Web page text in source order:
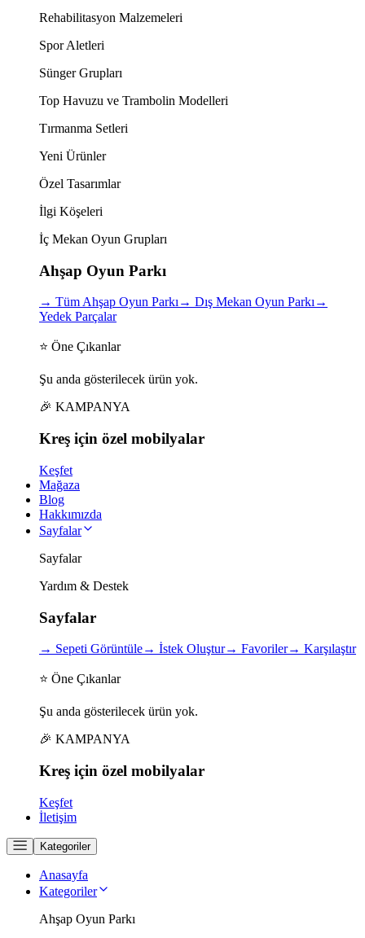
Rehabilitasyon Malzemeleri
Spor Aletleri
Sünger Grupları
Top Havuzu ve Trambolin Modelleri
Tırmanma Setleri
Yeni Ürünler
Özel Tasarımlar
İlgi Köşeleri
İç Mekan Oyun Grupları
Ahşap Oyun Parkı
→ Tüm Ahşap Oyun Parkı→ Dış Mekan Oyun Parkı→
Yedek Parçalar
⭐ Öne Çıkanlar
Şu anda gösterilecek ürün yok.
🎉 KAMPANYA
Kreş için özel mobilyalar
Keşfet
Mağaza
Blog
Hakkımızda
Sayfalar
Sayfalar
Yardım & Destek
Sayfalar
→ Sepeti Görüntüle→ İstek Oluştur→ Favoriler→ Karşılaştır
⭐ Öne Çıkanlar
Şu anda gösterilecek ürün yok.
🎉 KAMPANYA
Kreş için özel mobilyalar
Keşfet
İletişim
Kategoriler
Anasayfa
Kategoriler
Ahşap Oyun Parkı